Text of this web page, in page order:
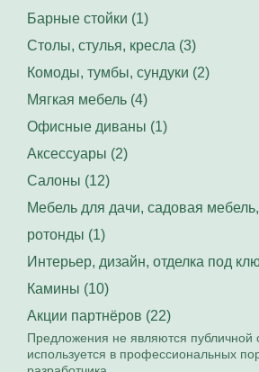
Барные стойки (1)
Столы, стулья, кресла (3)
Комоды, тумбы, сундуки (2)
Мягкая мебель (4)
Офисные диваны (1)
Аксессуары (2)
Салоны (12)
Мебель для дачи, садовая
ротонды (1)
Интерьер, дизайн, отделка под
Камины (10)
Акции партнёров (22)
Предложения не являются публичной
используется в профессиональных